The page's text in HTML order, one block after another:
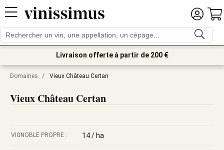
Livraison offerte à partir de 200 €
Domaines / Vieux Château Certan
Vieux Château Certan
VIGNOBLE PROPRE : 14 / ha